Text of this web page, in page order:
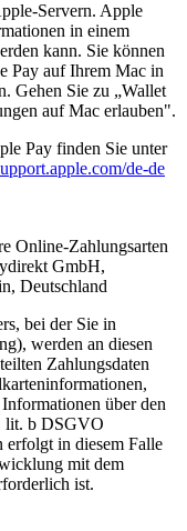
Servern. Apple
in einem
kann. Sie können
Pay auf Ihrem Mac in
Gehen Sie zu „Wallet
auf Mac erlauben".
Pay finden Sie unter
/de-de
Online-Zahlungsarten
GmbH,
Deutschland
bei der Sie in
werden an diesen
Zahlungsdaten
über den
lit. b DSGVO
erfolgt in diesem Falle
mit dem
ist.